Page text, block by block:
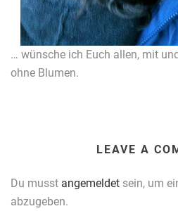
… wünsche ich Euch allen, mit
ohne Blumen.
LEAVE A
Du musst angemeldet sein, um
abzugeben.